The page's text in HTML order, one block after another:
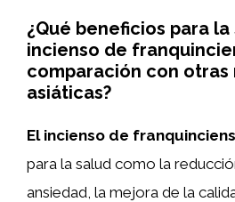
¿Qué beneficios para
incienso de
comparación con otras
asiáticas?
El incienso de
para la salud como la
ansiedad, la mejora de la